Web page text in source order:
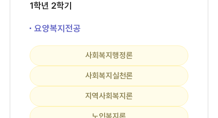
1학년 2학기
요양복지전공
사회복지행정론
사회복지실천론
지역사회복지론